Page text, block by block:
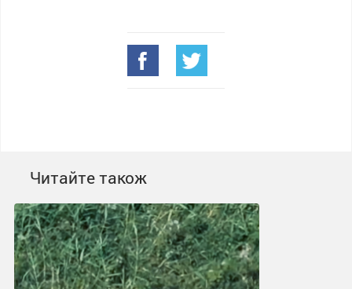
Читайте також